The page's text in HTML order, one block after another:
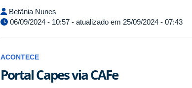
Betânia Nunes
06/09/2024 - 10:57 - atualizado em 25/09/2024 - 07:43
ACONTECE
Portal Capes via CAFe